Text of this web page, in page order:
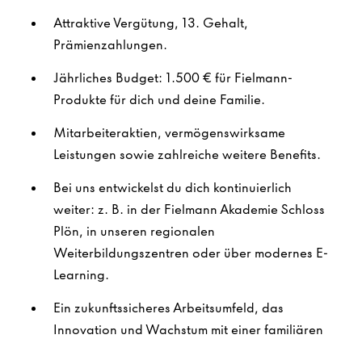
Attraktive Vergütung, 13. Gehalt,
Prämienzahlungen.
Jährliches Budget: 1.500 € für Fielmann-
Produkte für dich und deine Familie.
Mitarbeiteraktien, vermögenswirksame
Leistungen sowie zahlreiche weitere Benefits.
Bei uns entwickelst du dich kontinuierlich
weiter: z. B. in der Fielmann Akademie Schloss
Plön, in unseren regionalen
Weiterbildungszentren oder über modernes E-
Learning.
Ein zukunftssicheres Arbeitsumfeld, das
Innovation und Wachstum mit einer familiären